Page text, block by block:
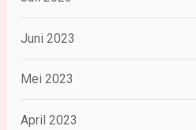
Juni 2023
Mei 2023
April 2023